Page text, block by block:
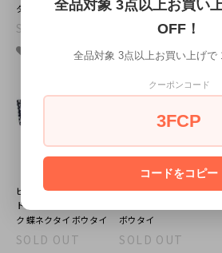
タイ
SOLD OUT
イ ボウタイ
SOLD OUT
ビンテージ ブルー ホワイ
ト ジオメトリック チェッ
ク 蝶ネクタイ ボウタイ
SOLD OUT
ビンテージ レッド ブラッ
ボウタイ
SOLD OUT
全品対象 3点以上お買い
OFF！
全品対象 3点以上お買い上げで
クーポンコード
3FCP
コードをコピー